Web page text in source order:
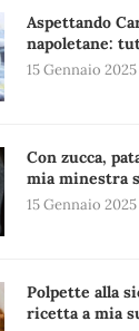
Aspettando
napoletane:
15 Gennaio 2025
Con zucca,
mia minestra
15 Gennaio 2025
Polpette alla
ricetta a mia